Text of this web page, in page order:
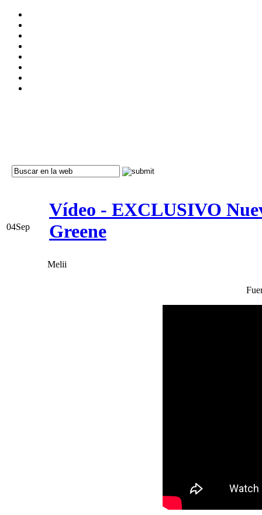
04Sep
Vídeo - EXCLUSIVO
Greene
Melii